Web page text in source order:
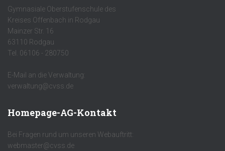
Gymnasiale Oberstufenschule des
Kreises Offenbach in Rodgau
Mainzer Str. 16
63110 Rodgau
Tel. 06106 - 280750
E-Mail an die Verwaltung:
verwaltung@cvss.de
Homepage-AG-Kontakt
Bei Fragen rund um unseren Webauftritt:
webmaster@cvss.de